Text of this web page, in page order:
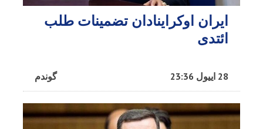
ایران اوکراینادان تضمینات طلب
ائتدی
گوندم 28 اییول 23:36